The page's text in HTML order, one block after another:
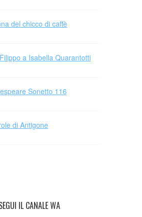
del chicco di caffè
a Isabella Quarantotti
Sonetto 116
di Antigone
IL CANALE WA